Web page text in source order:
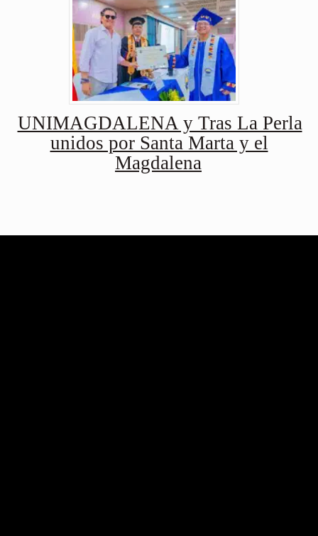
UNIMAGDALENA y Tras La Perla
unidos por Santa Marta y el
Magdalena